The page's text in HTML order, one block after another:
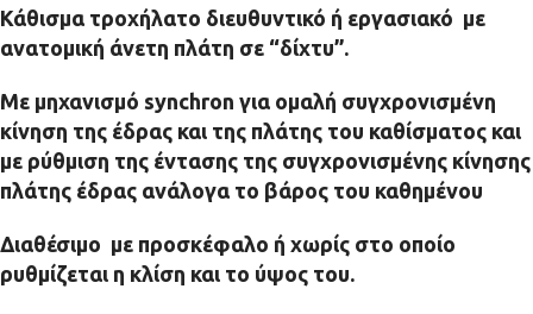
Κάθισμα τροχήλατο διευθυντικό ή εργασιακό με
ανατομική άνετη πλάτη σε “δίχτυ”.
Με μηχανισμό synchron για ομαλή συγχρονισμένη
κίνηση της έδρας και της πλάτης του καθίσματος και
με ρύθμιση της έντασης της συγχρονισμένης κίνησης
πλάτης έδρας ανάλογα το βάρος του καθημένου
Διαθέσιμο με προσκέφαλο ή χωρίς στο οποίο
ρυθμίζεται η κλίση και το ύψος του.